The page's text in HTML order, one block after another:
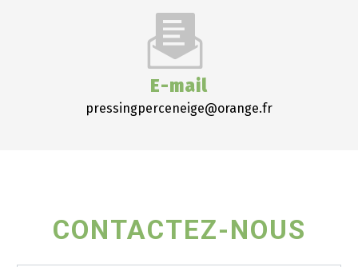
E-mail
pressingperceneige@orange.fr
CONTACTEZ-NOUS